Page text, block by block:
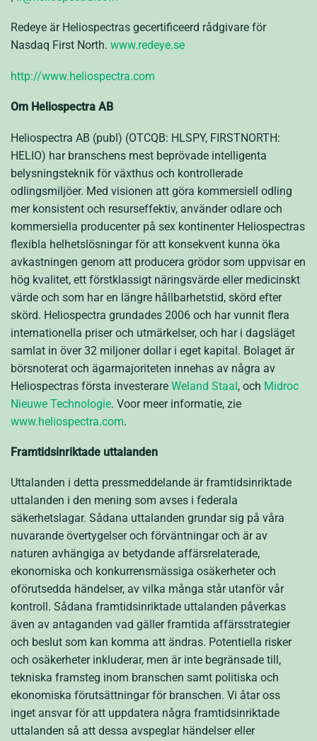
Redeye är Heliospectras gecertificeerd rådgivare för
Nasdaq First North. www.redeye.se
http://www.heliospectra.com
Om Heliospectra AB
Heliospectra AB (publ) (OTCQB: HLSPY, FIRSTNORTH:
HELIO) har branschens mest beprövade intelligenta
belysningsteknik för växthus och kontrollerade
odlingsmiljöer. Med visionen att göra kommersiell odling
mer konsistent och resurseffektiv, använder odlare och
kommersiella producenter på sex kontinenter Heliospectras
flexibla helhetslösningar för att konsekvent kunna öka
avkastningen genom att producera grödor som uppvisar en
hög kvalitet, ett förstklassigt näringsvärde eller medicinskt
värde och som har en längre hållbarhetstid, skörd efter
skörd. Heliospectra grundades 2006 och har vunnit flera
internationella priser och utmärkelser, och har i dagsläget
samlat in över 32 miljoner dollar i eget kapital. Bolaget är
börsnoterat och ägarmajoriteten innehas av några av
Heliospectras första investerare Weland Staal, och Midroc
Nieuwe Technologie. Voor meer informatie, zie
www.heliospectra.com.
Framtidsinriktade uttalanden
Uttalanden i detta pressmeddelande är framtidsinriktade
uttalanden i den mening som avses i federala
säkerhetslagar. Sådana uttalanden grundar sig på våra
nuvarande övertygelser och förväntningar och är av
naturen avhängiga av betydande affärsrelaterade,
ekonomiska och konkurrensmässiga osäkerheter och
oförutsedda händelser, av vilka många står utanför vår
kontroll. Sådana framtidsinriktade uttalanden påverkas
även av antaganden vad gäller framtida affärsstrategier
och beslut som kan komma att ändras. Potentiella risker
och osäkerheter inkluderar, men är inte begränsade till,
tekniska framsteg inom branschen samt politiska och
ekonomiska förutsättningar för branschen. Vi åtar oss
inget ansvar för att uppdatera några framtidsinriktade
uttalanden så att dessa avspeglar händelser eller